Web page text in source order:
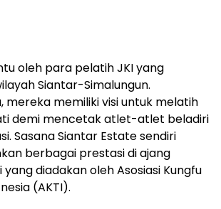
oleh para pelatih JKI yang
Siantar-Simalungun.
mereka memiliki visi untuk melatih
demi mencetak atlet-atlet beladiri
Sasana Siantar Estate sendiri
berbagai prestasi di ajang
diadakan oleh Asosiasi Kungfu
(AKTI).